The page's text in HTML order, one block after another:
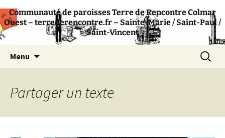
Terre de Rencontre
Communauté de paroisses catholique –
Colmar
Communauté de paroisses Terre de Rencontre Colmar
Ouest – terrederencontre.fr – Sainte-Marie / Saint-Paul /
Saint-Vincent
Menu
Partager un texte